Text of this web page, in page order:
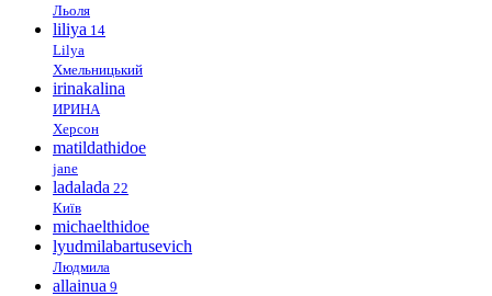
Льоля
liliya 14
Lilya
Хмельницький
irinakalina
ИРИНА
Херсон
matildathidoe
jane
ladalada 22
Київ
michaelthidoe
lyudmilabartusevich
Людмила
allainua 9